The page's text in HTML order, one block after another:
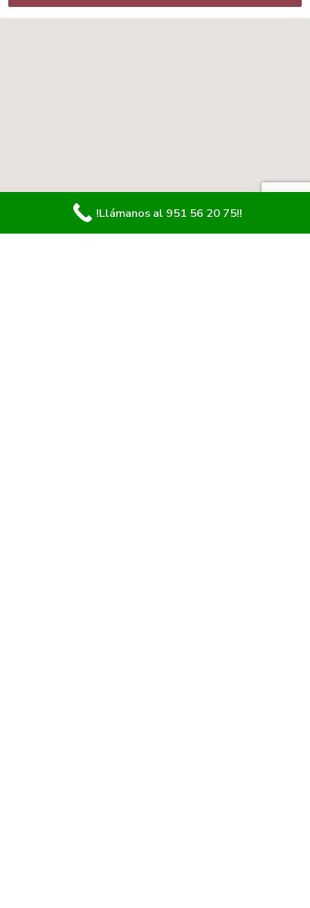
!Llámanos al 951 56 20 75!!